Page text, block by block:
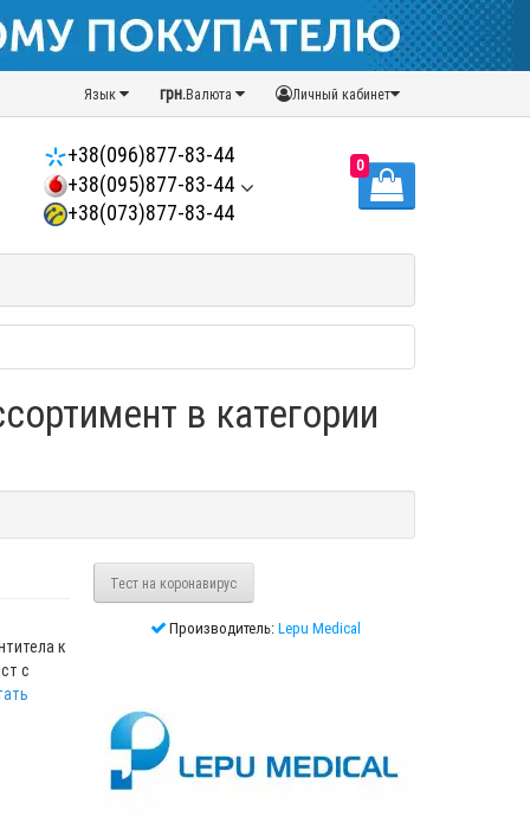
Личный кабинет
грн.Валюта
Язык
+38(096)877-83-44
+38(095)877-83-44
+38(073)877-83-44
0
в категории
к
с
Тест на коронавирус
Производитель:Lepu Medical